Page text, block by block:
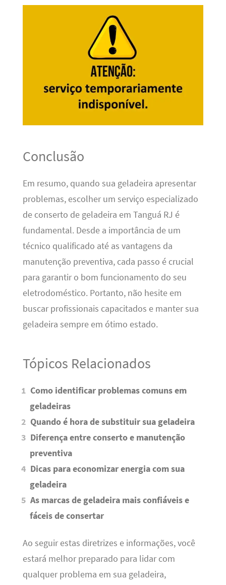
Conclusão
Em resumo, quando sua geladeira apresentar
problemas, escolher um serviço especializado
de conserto de geladeira em Tanguá RJ é
fundamental. Desde a importância de um
técnico qualificado até as vantagens da
manutenção preventiva, cada passo é crucial
para garantir o bom funcionamento do seu
eletrodoméstico. Portanto, não hesite em
buscar profissionais capacitados e manter sua
geladeira sempre em ótimo estado.
Tópicos Relacionados
Como identificar problemas comuns em
geladeiras
Quando é hora de substituir sua geladeira
Diferença entre conserto e manutenção
preventiva
Dicas para economizar energia com sua
geladeira
As marcas de geladeira mais confiáveis e
fáceis de consertar
Ao seguir estas diretrizes e informações, você
estará melhor preparado para lidar com
qualquer problema em sua geladeira,